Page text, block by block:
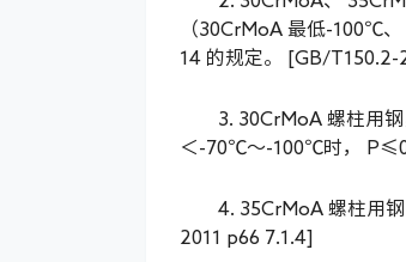
（30CrMoA 最低-100℃
14 的规定。 [GB/T150.2-
3. 30CrMoA 螺柱用
＜-70℃～-100℃时，
4. 35CrMoA 螺柱用
2011 p66 7.1.4]